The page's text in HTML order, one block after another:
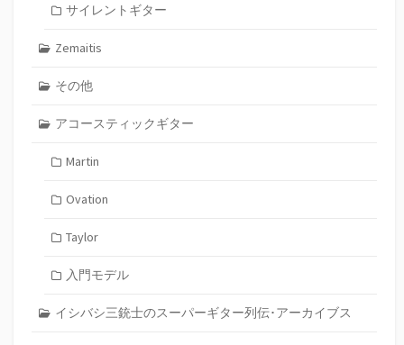
サイレントギター
Zemaitis
その他
アコースティックギター
Martin
Ovation
Taylor
入門モデル
イシバシ三銃士のスーパーギター列伝･アーカイブス